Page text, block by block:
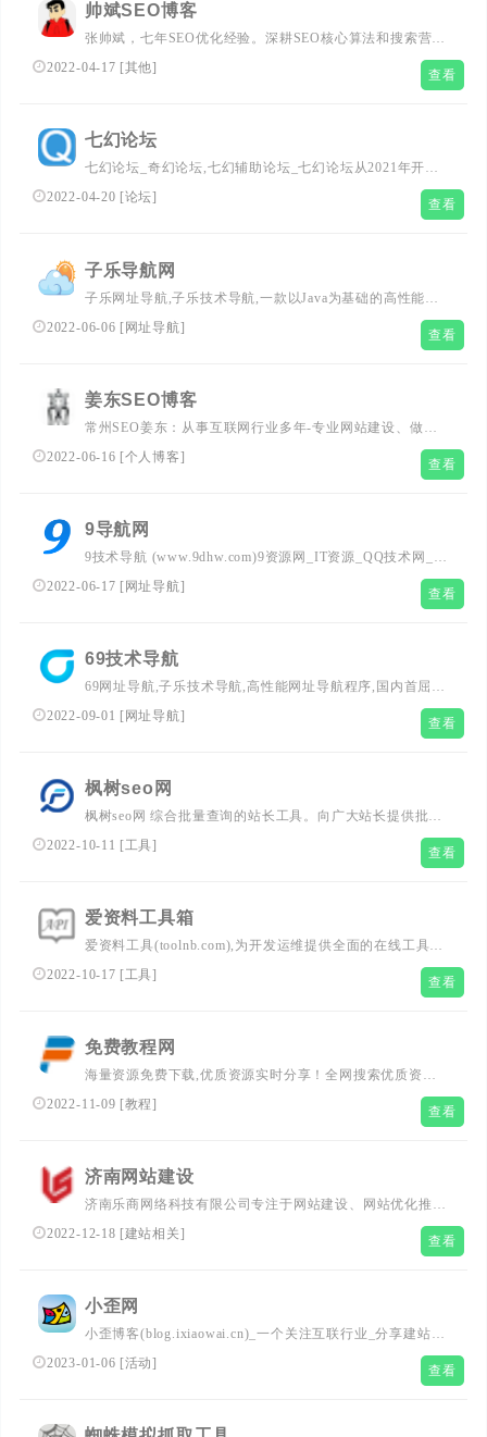
帅斌SEO博客
张帅斌，七年SEO优化经验。深耕SEO核心算法和搜索营销
推广，提供整站优化外包、关键词快速排名、原创文章代
写、软文外链代发、媒介新闻发稿等服务。有SEO问题欢迎
2022-04-17 [其他] 查看
七幻论坛
七幻论坛_奇幻论坛,七幻辅助论坛_七幻论坛从2021年开始
至今始终坚持免费搜集分享各种网络资源，并原创各种资
源，现如今本站已发展形成网站源码、主题模板、游戏辅
分享平台-专注优秀技术教程分享，年轻人的潮流文化社区
2022-04-20 [论坛] 查看
子乐导航网
子乐网址导航,子乐技术导航,一款以Java为基础的高性能网
址导航程序,国内首屈一指的技术教程活动导航分类平台，
站点已累计收录数千网站，累计为中国网民提供多达数亿的
2022-06-06 [网址导航] 查看
姜东SEO博客
常州SEO姜东：从事互联网行业多年-专业网站建设、做网
站推广优化服务,在品牌推广、全网营销、移动互联产品等
2022-06-16 [个人博客] 查看
9导航网
9技术导航 (www.9dhw.com)9资源网_IT资源_QQ技术网_一
个9站长平台,收录推荐,站长活动,天下导航,免费源码,seo优
2022-06-17 [网址导航] 查看
69技术导航
69网址导航,子乐技术导航,高性能网址导航程序,国内首屈一
指的技术教程活动导航分类平台，站点已累计收录数千网
站，累计为中国网民提供多达数亿的访问点击，满足用户随
2022-09-01 [网址导航] 查看
枫树seo网
枫树seo网 综合批量查询的站长工具。向广大站长提供批量
查历史,查收录,查权重,关键词排名,日志在线分析,URL推送,
2022-10-11 [工具] 查看
爱资料工具箱
爱资料工具(toolnb.com),为开发运维提供全面的在线工具箱,
已开发工具400款,包含开发工具,运维工具,常用工具,SEO站
2022-10-17 [工具] 查看
免费教程网
海量资源免费下载,优质资源实时分享！全网搜索优质资源,
包括但不限于免费教程、免费代码、免费（绿色）软件、免
费素材等，这是一个适合新手菜鸟学习知识的网站，努力做
2022-11-09 [教程] 查看
济南网站建设
济南乐商网络科技有限公司专注于网站建设、网站优化推
广、seo优化、微信开发、整合营销、网络运营托管等服
2022-12-18 [建站相关] 查看
小歪网
小歪博客(blog.ixiaowai.cn)_一个关注互联行业_分享建站技
术经验，网站源码，技术教程，免费活动等精品资源的独立
2023-01-06 [活动] 查看